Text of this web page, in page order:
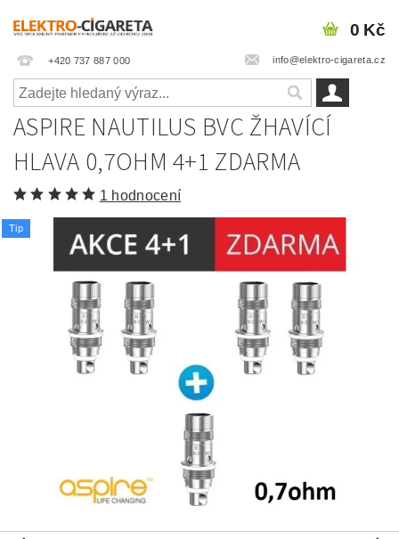
+420 737 887 000 info@elektro-cigareta.cz
0 Kč
ASPIRE NAUTILUS BVC ŽHAVÍCÍ
HLAVA 0,7OHM 4+1 ZDARMA
1 hodnocení
Tip